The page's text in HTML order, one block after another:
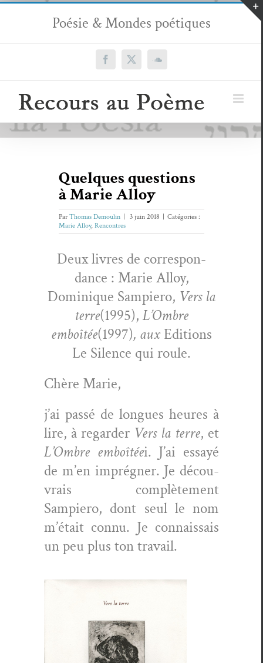
Passer
contenu
Poésie & Mondes poétiques
Facebook
X SoundCloud
Quelques questions
à Marie Alloy
ParThomas Demoulin 3 juin 2018
Catégories :
Marie Alloy, Rencontres
Deux livres de cor­re­spon­
dance : Marie Alloy,
Dominique Sampiero, Vers la
terre(1995), L’Ombre
emboîtée(1997), auxEdi­tions
Le Silence qui roule.
Chère Marie,
j’ai passé de longues heures à
lire, à regarder Vers la terre, et
L’Ombre emboîtéei. J’ai essayé
de m’en imprégn­er. Je décou­
vrais com­plète­ment
Sampiero, dont seul le nom
m’était con­nu. Je con­nais­sais
un peu plus ton travail.